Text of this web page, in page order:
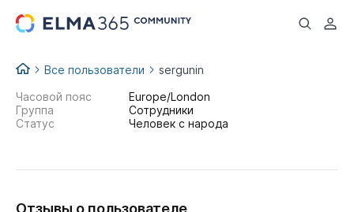
...
Все пользователи sergunin
Часовой пояс
Europe/London
Группа
Сотрудники
Статус
Человек с народа
Отзывы о пользователе